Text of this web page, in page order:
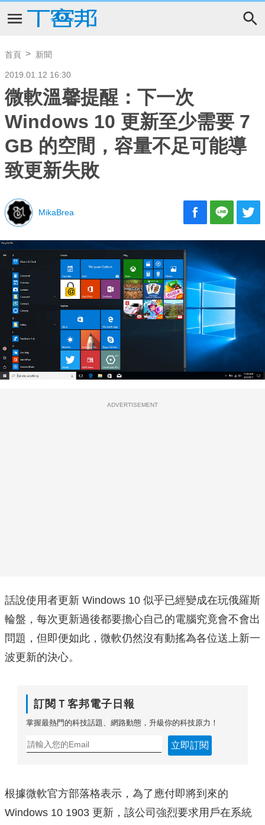
首頁 新聞
2019.01.12 16:30
微軟溫馨提醒：下一次
Windows 10 更新至少需要 7
GB 的空間，容量不足可能導
致更新失敗
MikaBrea
ADVERTISEMENT
話說使用者更新 Windows 10 似乎已經變成在玩俄羅斯
輪盤，每次更新過後都要擔心自己的電腦究竟會不會出
問題，但即便如此，微軟仍然沒有動搖為各位送上新一
波更新的決心。
訂閱Ｔ客邦電子日報
掌握最熱門的科技話題、網路動態，升級你的科技原力！
立即訂閱
根據微軟官方部落格表示，為了應付即將到來的
Windows 10 1903 更新，該公司強烈要求用戶在系統